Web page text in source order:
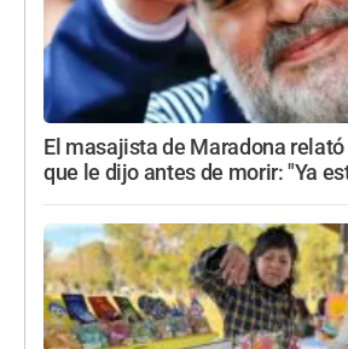
El masajista de Maradona
que le dijo antes de morir: "Ya